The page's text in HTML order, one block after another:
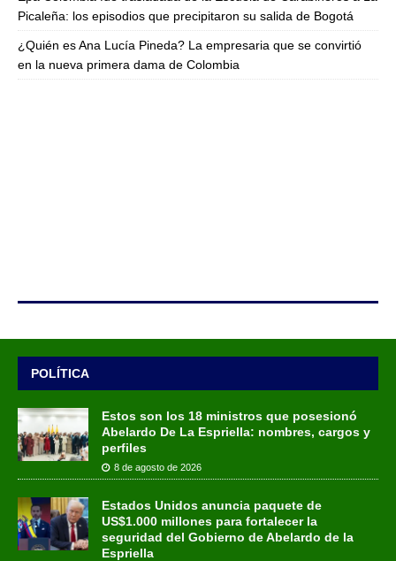
Picaleña: los episodios que precipitaron su salida de Bogotá
¿Quién es Ana Lucía Pineda? La empresaria que se convirtió
en la nueva primera dama de Colombia
POLÍTICA
Estos son los 18 ministros que posesionó
Abelardo De La Espriella: nombres, cargos y
perfiles
8 de agosto de 2026
Estados Unidos anuncia paquete de
US$1.000 millones para fortalecer la
seguridad del Gobierno de Abelardo de la
Espriella